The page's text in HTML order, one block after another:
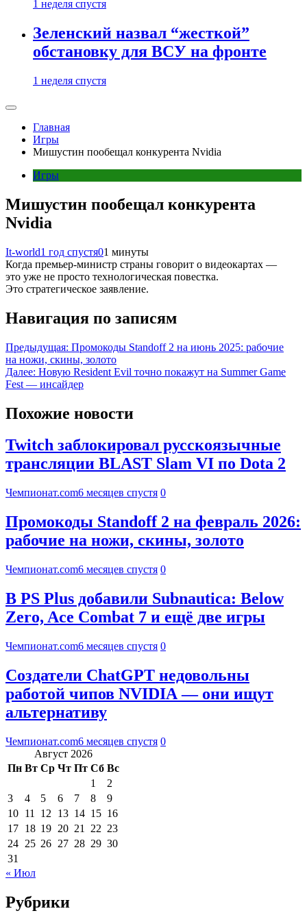
1 неделя спустя
Зеленский назвал “жесткой”
обстановку для ВСУ на фронте
1 неделя спустя
Главная
Игры
Мишустин пообещал конкурента Nvidia
Игры
Мишустин пообещал конкурента
Nvidia
It-world1 год спустя01 минуты
Когда премьер-министр страны говорит о видеокартах —
это уже не просто технологическая повестка.
Это стратегическое заявление.
Навигация по записям
Предыдущая: Промокоды Standoff 2 на июнь 2025: рабочие
на ножи, скины, золото
Далее: Новую Resident Evil точно покажут на Summer Game
Fest — инсайдер
Похожие новости
Twitch заблокировал русскоязычные
трансляции BLAST Slam VI по Dota 2
Чемпионат.com6 месяцев спустя 0
Промокоды Standoff 2 на февраль 2026:
рабочие на ножи, скины, золото
Чемпионат.com6 месяцев спустя 0
В PS Plus добавили Subnautica: Below
Zero, Ace Combat 7 и ещё две игры
Чемпионат.com6 месяцев спустя 0
Создатели ChatGPT недовольны
работой чипов NVIDIA — они ищут
альтернативу
Чемпионат.com6 месяцев спустя 0
Август 2026
Пн Вт Ср Чт Пт Сб Вс
1
2
3
4 5 6 7 8
9
10 11 12 13 14 15 16
17 18 19 20 21 22 23
24 25 26 27 28 29 30
31
« Июл
Рубрики